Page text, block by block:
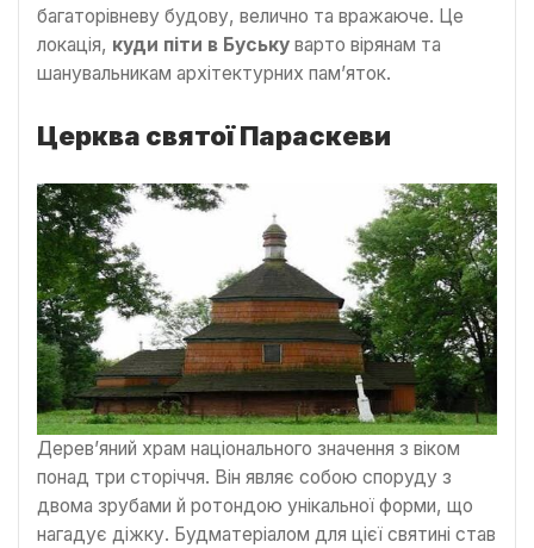
багаторівневу будову, велично та вражаюче. Це
локація, куди піти в Буську варто вірянам та
шанувальникам архітектурних пам’яток.
Церква святої Параскеви
Дерев’яний храм національного значення з віком
понад три сторіччя. Він являє собою споруду з
двома зрубами й ротондою унікальної форми, що
нагадує діжку. Будматеріалом для цієї святині став